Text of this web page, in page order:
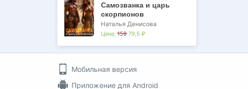
Самозванка и царь
скорпионов
Наталья Денисова
Цена: 159 79,5 ₽
Мобильная версия
Приложение для Android